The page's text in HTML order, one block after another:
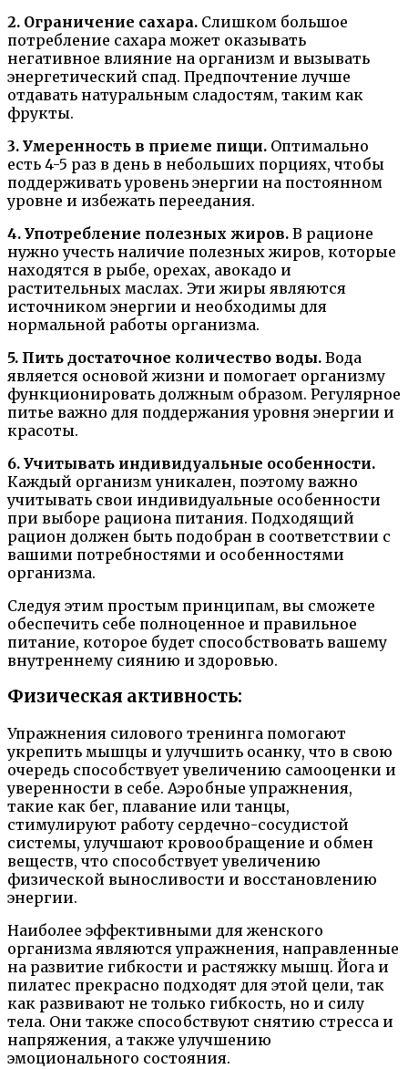
2. Ограничение сахара. Слишком большое
потребление сахара может оказывать
негативное влияние на организм и вызывать
энергетический спад. Предпочтение лучше
отдавать натуральным сладостям, таким как
фрукты.
3. Умеренность в приеме пищи. Оптимально
есть 4-5 раз в день в небольших порциях, чтобы
поддерживать уровень энергии на постоянном
уровне и избежать переедания.
4. Употребление полезных жиров. В рационе
нужно учесть наличие полезных жиров, которые
находятся в рыбе, орехах, авокадо и
растительных маслах. Эти жиры являются
источником энергии и необходимы для
нормальной работы организма.
5. Пить достаточное количество воды. Вода
является основой жизни и помогает организму
функционировать должным образом. Регулярное
питье важно для поддержания уровня энергии и
красоты.
6. Учитывать индивидуальные особенности.
Каждый организм уникален, поэтому важно
учитывать свои индивидуальные особенности
при выборе рациона питания. Подходящий
рацион должен быть подобран в соответствии с
вашими потребностями и особенностями
организма.
Следуя этим простым принципам, вы сможете
обеспечить себе полноценное и правильное
питание, которое будет способствовать вашему
внутреннему сиянию и здоровью.
Физическая активность:
Упражнения силового тренинга помогают
укрепить мышцы и улучшить осанку, что в свою
очередь способствует увеличению самооценки и
уверенности в себе. Аэробные упражнения,
такие как бег, плавание или танцы,
стимулируют работу сердечно-сосудистой
системы, улучшают кровообращение и обмен
веществ, что способствует увеличению
физической выносливости и восстановлению
энергии.
Наиболее эффективными для женского
организма являются упражнения, направленные
на развитие гибкости и растяжку мышц. Йога и
пилатес прекрасно подходят для этой цели, так
как развивают не только гибкость, но и силу
тела. Они также способствуют снятию стресса и
напряжения, а также улучшению
эмоционального состояния.